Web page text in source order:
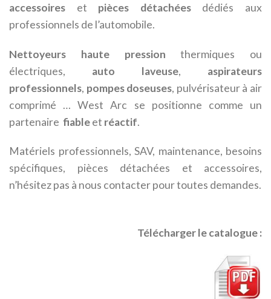
accessoires et pièces détachéesdédiés aux
professionnels de l’automobile.
Nettoyeurs haute pression thermiques ou
électriques, auto laveuse, aspirateurs
professionnels, pompes doseuses, pulvérisateur à air
comprimé … West Arc se positionne comme un
partenaire fiableet réactif.
Matériels professionnels, SAV, maintenance, besoins
spécifiques, pièces détachées et accessoires,
n’hésitez pas à nous contacter pour toutes demandes.
Télécharger le catalogue :